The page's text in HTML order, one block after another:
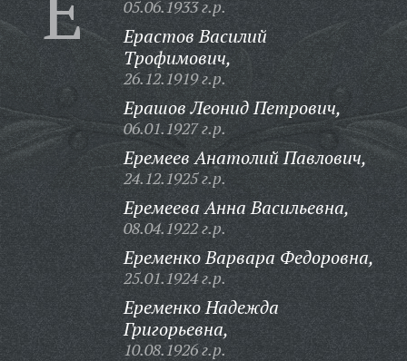
05.06.1933 г.р.
Ерастов Василий
Трофимович,
26.12.1919 г.р.
Ерашов Леонид Петрович,
06.01.1927 г.р.
Еремеев Анатолий Павлович,
24.12.1925 г.р.
Еремеева Анна Васильевна,
08.04.1922 г.р.
Еременко Варвара Федоровна,
25.01.1924 г.р.
Еременко Надежда
Григорьевна,
10.08.1926 г.р.